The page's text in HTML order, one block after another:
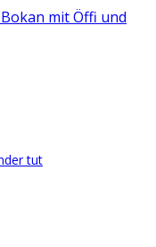
mit Öffi und
tut